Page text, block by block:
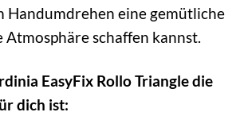
Handumdrehen eine gemütliche
Atmosphäre schaffen kannst.
EasyFix Rollo Triangle die
dich ist: